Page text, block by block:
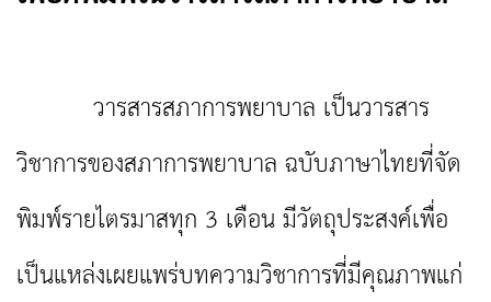
วารสารสภาการพยาบาล เป็นวารสาร
วิชาการของสภาการพยาบาล ฉบับภาษาไทยที่จัด
พิมพ์รายไตรมาสทุก 3 เดือน มีวัตถุประสงค์เพื่อ
เป็นแหล่งเผยแพร่บทความวิชาการที่มีคุณภาพแก่